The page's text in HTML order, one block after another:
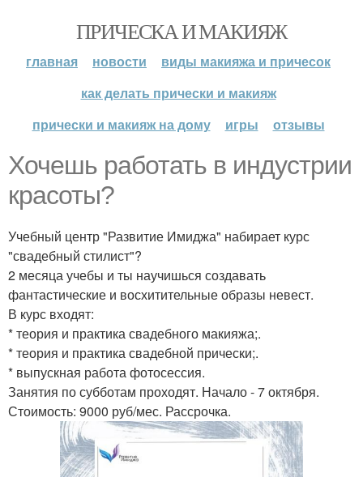
ПРИЧЕСКА И МАКИЯЖ
главная новости
виды макияжа и причесок
как делать прически и макияж
прически и макияж на дому
игры отзывы
Хочешь работать в индустрии
красоты?
Учебный центр "Развитие Имиджа" набирает курс
"свадебный стилист"?
2 месяца учебы и ты научишься создавать
фантастические и восхитительные образы невест.
В курс входят:
* теория и практика свадебного макияжа;.
* теория и практика свадебной прически;.
* выпускная работа фотосессия.
Занятия по субботам проходят. Начало - 7 октября.
Стоимость: 9000 руб/мес. Рассрочка.